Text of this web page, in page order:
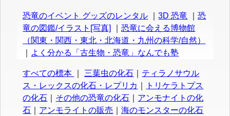
恐竜のイベント グッズのレンタル ｜3D 恐竜 ｜恐
竜の図鑑/イラスト[写真]
｜恐竜に会える博物館
（関東・関西・東北・北海道・九州の科学/自然）
よく分かる「古生物・恐竜」なんでも塾
すべての標本 三葉虫の化石
ティラノサウル
ス・レックスの化石・レプリカ
トリケラトプス
の化石
その他の恐竜の化石
アンモナイトの化
石
アンモライトの販売 ｜海のモンスターの化石